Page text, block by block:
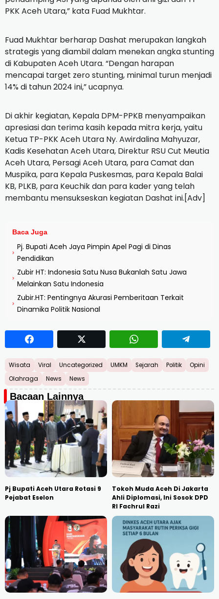
PKK Aceh Utara,” kata Fuad Mukhtar.
Fuad Mukhtar berharap Dashat merupakan langkah
strategis yang diambil dalam menekan angka stunting
di Kabupaten Aceh Utara. “Dengan harapan
mencapai target zero stunting, minimal turun menjadi
14% di tahun 2024 ini,” ucapnya.
Di akhir kegiatan, Kepala DPM-PPKB menyampaikan
apresiasi dan terima kasih kepada mitra kerja, yaitu
Ketua TP-PKK Aceh Utara Ny. Awirdalina Mahyuzar,
Kadis Kesehatan Aceh Utara, Direktur RSU Cut Meutia
Aceh Utara, Persagi Aceh Utara, para Camat dan
Muspika, para Kepala Puskesmas, para Kepala Balai
KB, PLKB, para Keuchik dan para kader yang telah
membantu mensukseskan kegiatan Dashat ini.[Adv]
Baca Juga
›
Pj. Bupati Aceh Jaya Pimpin Apel Pagi di Dinas
Pendidikan
›
Zubir HT: Indonesia Satu Nusa Bukanlah Satu Jawa
Melainkan Satu Indonesia
›
Zubir.HT: Pentingnya Akurasi Pemberitaan Terkait
Dinamika Politik Nasional
Wisata Viral Uncategorized UMKM Sejarah Politik
Opini
Olahraga
News News
Bacaan Lainnya
Pj Bupati Aceh Utara Rotasi 9
Pejabat Eselon
Tokoh Muda Aceh Di Jakarta
Ahli Diplomasi, Ini Sosok DPD
RI Fachrul Razi